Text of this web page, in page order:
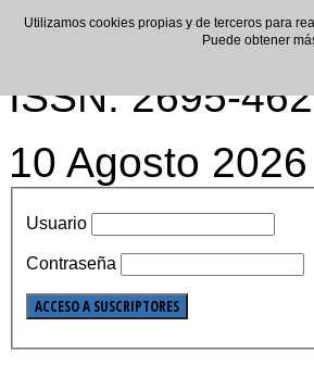
ISSN: 2695-
10 Agosto 2026
Usuario
Contraseña
Utilizamos cookies propias y de terceros para
Puede obtener